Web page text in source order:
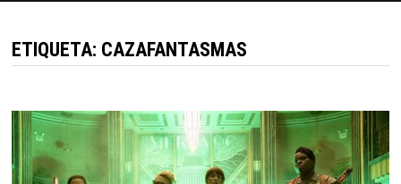
ETIQUETA: CAZAFANTASMAS